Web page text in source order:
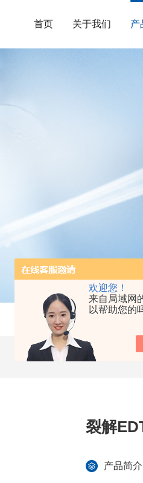
欢迎您！
来自局域网
以帮助您的
首页 关于我们 产
裂解
产品简介